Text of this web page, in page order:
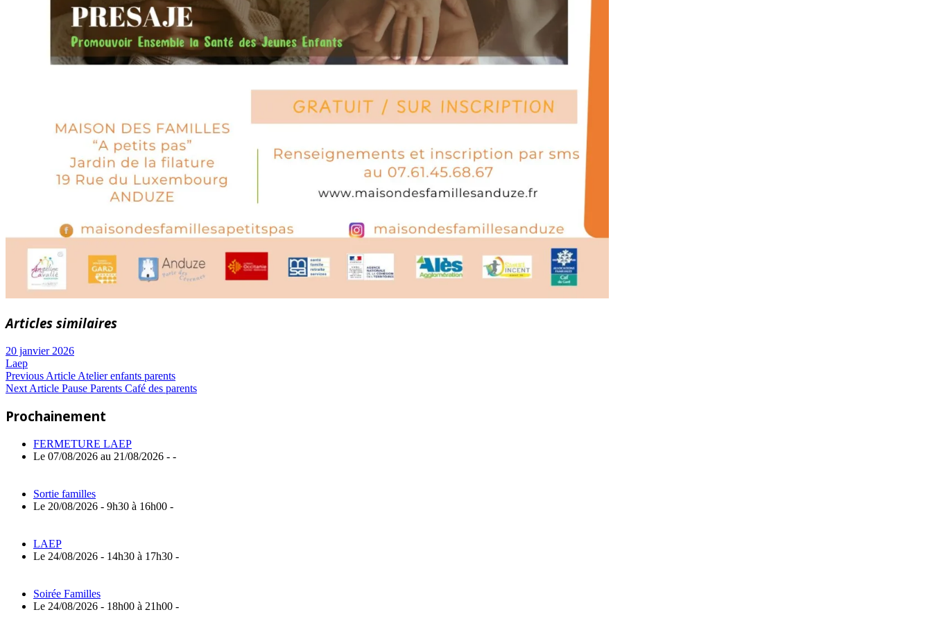
Articles similaires
20 janvier 2026
Laep
Navigation
l’article
Previous ArticlePrevious
Post:
Atelier enfants parents
Next ArticleNext
Pause Parents Café des parents
Prochainement
FERMETURE LAEP
Le 07/08/2026 au 21/08/2026 - -
Sortie familles
Le 20/08/2026 - 9h30 à 16h00 -
LAEP
Le 24/08/2026 - 14h30 à 17h30 -
Soirée Familles
Le 24/08/2026 - 18h00 à 21h00 -